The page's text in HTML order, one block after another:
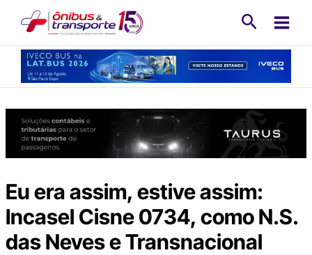
conteúdo
Eu era assim, estive assim:
Incasel Cisne 0734, como N.S.
das Neves e Transnacional